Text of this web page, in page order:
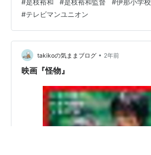
#是枝裕和 #是枝裕和監督 #伊那小学校
#テレビマンユニオン
takikoの気ままブログ • 2年前
映画『怪物』